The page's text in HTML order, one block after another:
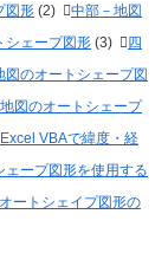
図形 (2)
中部－地図
シェープ図形 (3)
四
図のオートシェープ図
地図のオートシェープ
Excel VBAで緯度・経
ープ図形を使用する
ートシェイプ図形の